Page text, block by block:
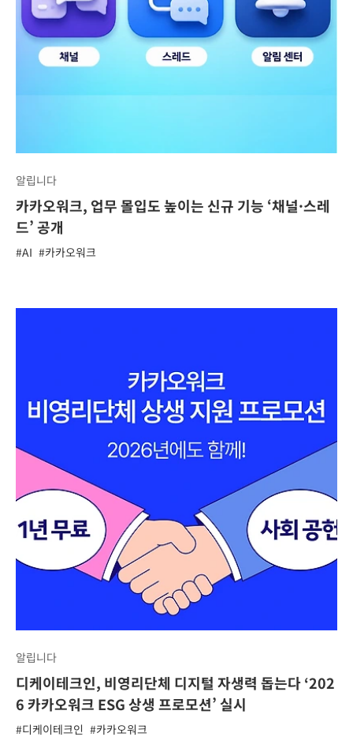
알립니다
카카오워크, 업무 몰입도 높이는 신규 기능 ‘채널·스레
드’ 공개
#AI #카카오워크
알립니다
디케이테크인, 비영리단체 디지털 자생력 돕는다 ‘202
6 카카오워크 ESG 상생 프로모션’ 실시
#디케이테크인 #카카오워크